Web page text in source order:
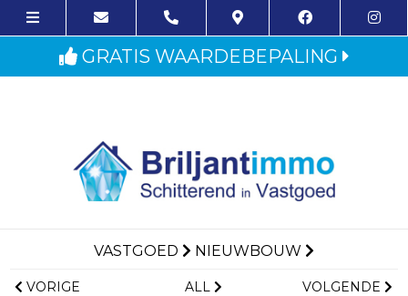
GRATIS WAARDEBEPALING
VASTGOED NIEUWBOUW
VORIGE ALL VOLGENDE